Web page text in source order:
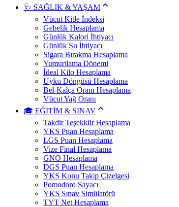
🩺 SAĞLIK & YAŞAM
Vücut Kitle İndeksi
Gebelik Hesaplama
Günlük Kalori İhtiyacı
Günlük Su İhtiyacı
Sigara Bırakma Hesaplama
Yumurtlama Dönemi
İdeal Kilo Hesaplama
Uyku Döngüsü Hesaplama
Bel-Kalça Oranı Hesaplama
Vücut Yağ Oranı
🎓 EĞİTİM & SINAV
Takdir Teşekkür Hesaplama
YKS Puan Hesaplama
LGS Puan Hesaplama
Vize Final Hesaplama
GNO Hesaplama
DGS Puan Hesaplama
YKS Konu Takip Çizelgesi
Pomodoro Sayacı
YKS Sınav Simülatörü
TYT Net Hesaplama